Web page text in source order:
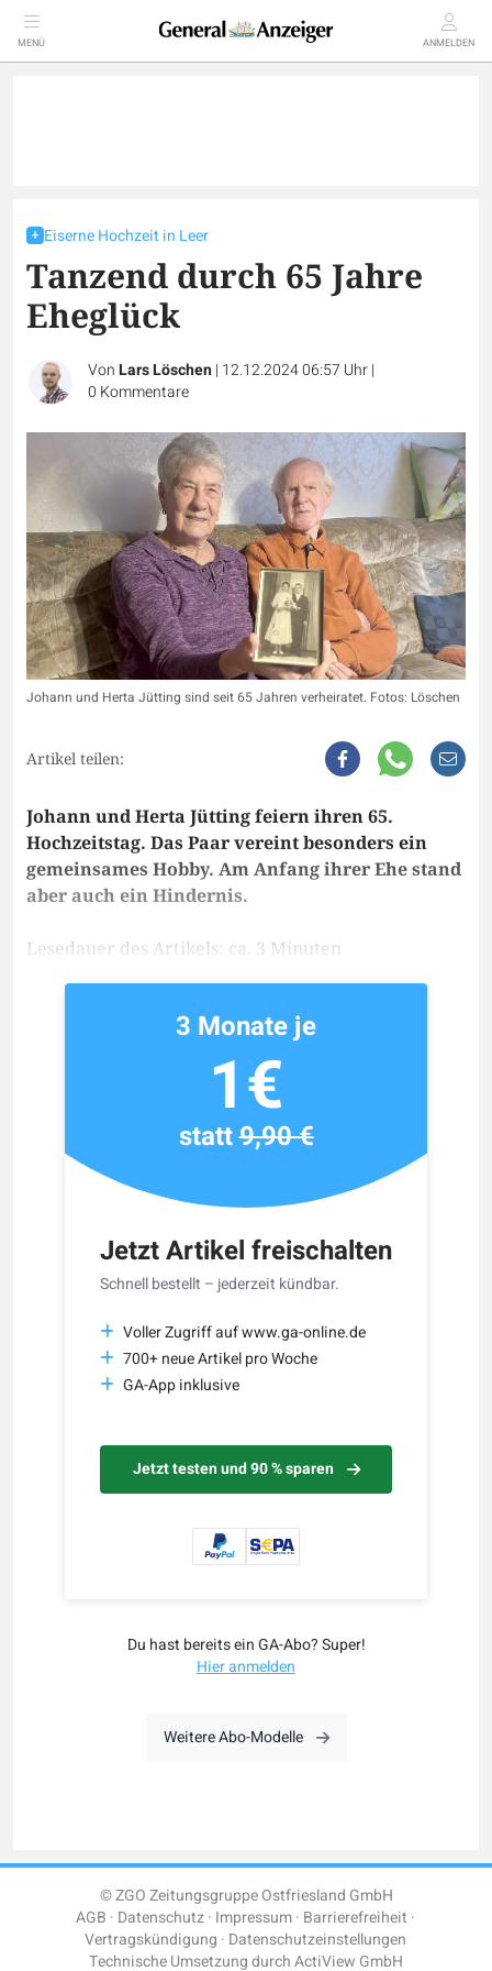
MENÜ ANMELDEN
Eiserne Hochzeit in Leer
Tanzend durch 65 Jahre
Eheglück
VonLars Löschen| 12.12.2024 06:57 Uhr|
0 Kommentare
Johann und Herta Jütting sind seit 65 Jahren verheiratet. Fotos: Löschen
Artikel teilen:
Johann und Herta Jütting feiern ihren 65.
Hochzeitstag. Das Paar vereint besonders ein
gemeinsames Hobby. Am Anfang ihrer Ehe stand
aber auch ein Hindernis.
Lesedauer des Artikels: ca. 3 Minuten
Jetzt Artikel freischalten
Schnell bestellt – jederzeit kündbar.
Voller Zugriff auf www.ga-online.de
700+ neue Artikel pro Woche
GA-App inklusive
Jetzt testen und 90 % sparen
3 Monate je
1€
statt9,90 €
Du hast bereits ein GA-Abo? Super!
Hier anmelden
Weitere Abo-Modelle
© ZGO Zeitungsgruppe Ostfriesland GmbH
AGB Datenschutz Impressum Barrierefreiheit
Vertragskündigung Datenschutzeinstellungen
Technische Umsetzung durchActiView GmbH